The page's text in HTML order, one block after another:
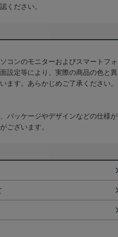
ください。
コンのモニターおよびスマートフォ
設定等により、実際の商品の色と異
ます。あらかじめご了承ください。
パッケージやデザインなどの仕様が
ございます。